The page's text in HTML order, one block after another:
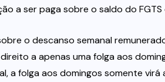
a ser paga sobre o saldo do
o descanso semanal
a apenas uma folga aos
a folga aos domingos somente